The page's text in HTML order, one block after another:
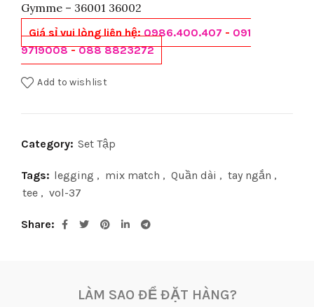
Gymme – 36001 36002
Giá sỉ vui lòng liên hệ:0986.400.407 - 091
9719008-088 8823272
Add to wishlist
Category: Set Tập
Tags: legging , mix match , Quần dài , tay ngắn ,
tee , vol-37
Share
LÀM SAO ĐỂ ĐẶT HÀNG?